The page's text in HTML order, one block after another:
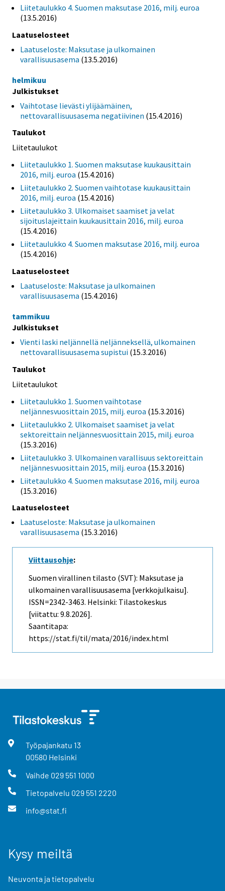
Liitetaulukko 4. Suomen maksutase 2016, milj. euroa
(13.5.2016)
Laatuselosteet
Laatuseloste: Maksutase ja ulkomainen
varallisuusasema (13.5.2016)
helmikuu
Julkistukset
Vaihtotase lievästi ylijäämäinen,
nettovarallisuusasema negatiivinen (15.4.2016)
Taulukot
Liitetaulukot
Liitetaulukko 1. Suomen maksutase kuukausittain
2016, milj. euroa (15.4.2016)
Liitetaulukko 2. Suomen vaihtotase kuukausittain
2016, milj. euroa (15.4.2016)
Liitetaulukko 3. Ulkomaiset saamiset ja velat
sijoituslajeittain kuukausittain 2016, milj. euroa
(15.4.2016)
Liitetaulukko 4. Suomen maksutase 2016, milj. euroa
(15.4.2016)
Laatuselosteet
Laatuseloste: Maksutase ja ulkomainen
varallisuusasema (15.4.2016)
tammikuu
Julkistukset
Vienti laski neljännellä neljänneksellä, ulkomainen
nettovarallisuusasema supistui (15.3.2016)
Taulukot
Liitetaulukot
Liitetaulukko 1. Suomen vaihtotase
neljännesvuosittain 2015, milj. euroa (15.3.2016)
Liitetaulukko 2. Ulkomaiset saamiset ja velat
sektoreittain neljännesvuosittain 2015, milj. euroa
(15.3.2016)
Liitetaulukko 3. Ulkomainen varallisuus sektoreittain
neljännesvuosittain 2015, milj. euroa (15.3.2016)
Liitetaulukko 4. Suomen maksutase 2016, milj. euroa
(15.3.2016)
Laatuselosteet
Laatuseloste: Maksutase ja ulkomainen
varallisuusasema (15.3.2016)
Viittausohje:
Suomen virallinen tilasto (SVT): Maksutase ja
ulkomainen varallisuusasema [verkkojulkaisu].
ISSN=2342-3463. Helsinki: Tilastokeskus
[viitattu: 9.8.2026].
Saantitapa:
https://stat.fi/til/mata/2016/index.html
Työpajankatu 13
00580 Helsinki
Vaihde 029 551 1000
Tietopalvelu 029 551 2220
info@stat.fi
Kysy meiltä
Neuvonta ja tietopalvelu